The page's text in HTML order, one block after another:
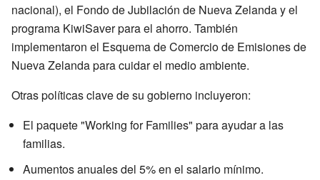
nacional), el Fondo de Jubilación de Nueva Zelanda y el
programa KiwiSaver para el ahorro. También
implementaron el Esquema de Comercio de Emisiones de
Nueva Zelanda para cuidar el medio ambiente.
Otras políticas clave de su gobierno incluyeron:
El paquete "Working for Families" para ayudar a las
familias.
Aumentos anuales del 5% en el salario mínimo.